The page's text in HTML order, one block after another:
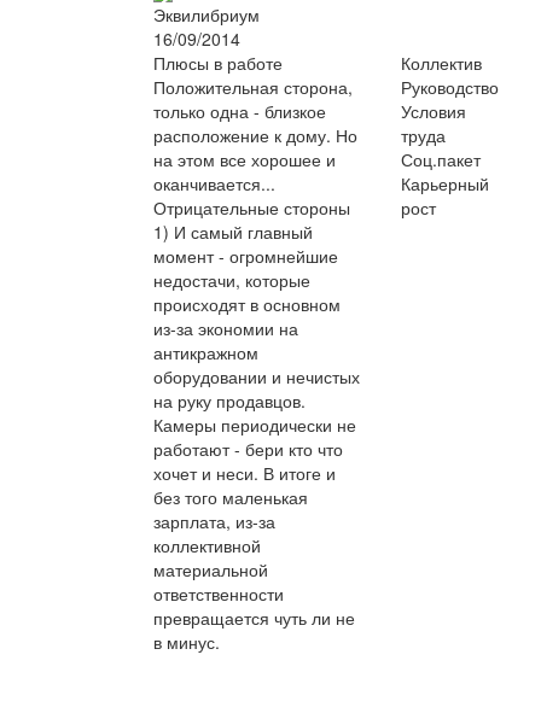
Эквилибриум
16/09/2014
Плюсы в работе
Положительная сторона,
только одна - близкое
расположение к дому. Но
на этом все хорошее и
оканчивается...
Отрицательные стороны
1) И самый главный
момент - огромнейшие
недостачи, которые
происходят в основном
из-за экономии на
антикражном
оборудовании и нечистых
на руку продавцов.
Камеры периодически не
работают - бери кто что
хочет и неси. В итоге и
без того маленькая
зарплата, из-за
коллективной
материальной
ответственности
превращается чуть ли не
в минус.
Коллектив
Руководство
Условия
труда
Соц.пакет
Карьерный
рост